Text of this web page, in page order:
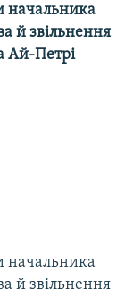
начальника
й звільнення
Ай-Петрі
начальника
й звільнення